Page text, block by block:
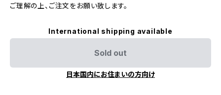
ご理解の上、ご注文をお願い致します。
International shipping available
Sold out
日本国内にお住まいの方向け